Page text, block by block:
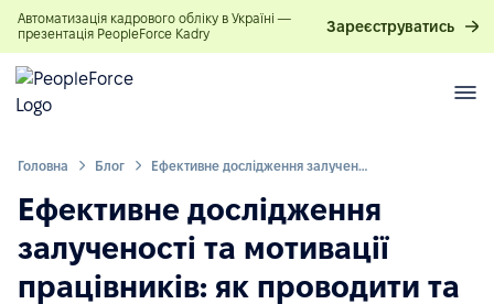
Автоматизація кадрового обліку в Україні —
презентація PeopleForce Kadry
Зареєструватись
Головна Блог Ефективне дослідження залученості та мотивації працівників: як проводити та що враховувати
Ефективне дослідження
залученості та мотивації
працівників: як проводити та